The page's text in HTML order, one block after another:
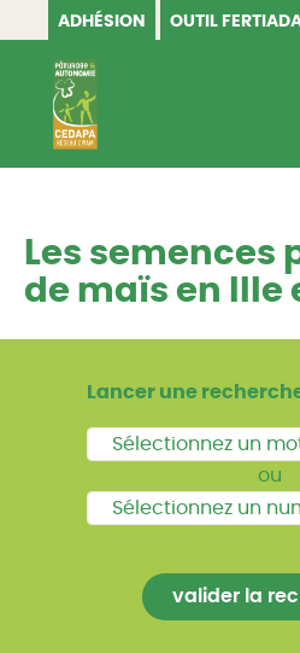
ADHÉSION OUTIL
CEDAPA
Les semences
de maïs en Ille
Lancer une
ou